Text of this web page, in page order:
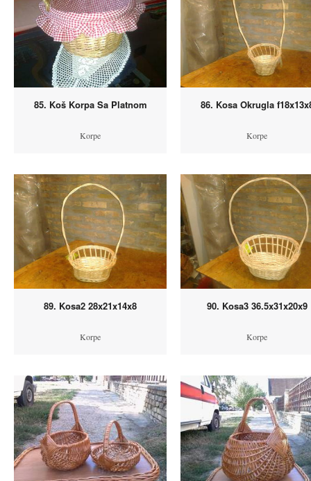
85. Koš Korpa Sa Platnom
Korpe
86. Kosa Okrugla
Korpe
89. Kosa2 28x21x14x8
Korpe
90. Kosa3 36.5x31x20x9
Korpe